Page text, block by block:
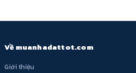
Về muanhadattot.com
Giới thiệu